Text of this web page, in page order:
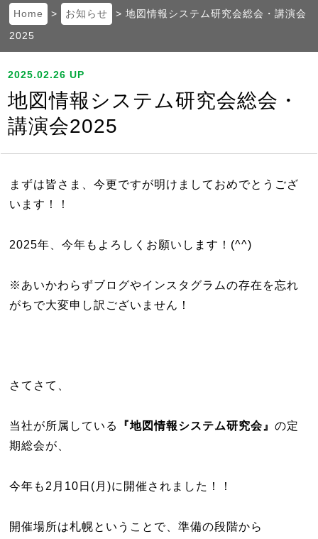
Home > お知らせ
> 地図情報システム研究会総会・講演会
2025
2025.02.26 UP
地図情報システム研究会総会・
講演会2025
まずは皆さま、今更ですが明けましておめでとうござ
います！！
2025年、今年もよろしくお願いします！(^^)
※あいかわらずブログやインスタグラムの存在を忘れ
がちで大変申し訳ございません！
さてさて、
当社が所属している 『地図情報システム研究会』の定
期総会が、
今年も2月10日(月)に開催されました！！
開催場所は札幌ということで、準備の段階から